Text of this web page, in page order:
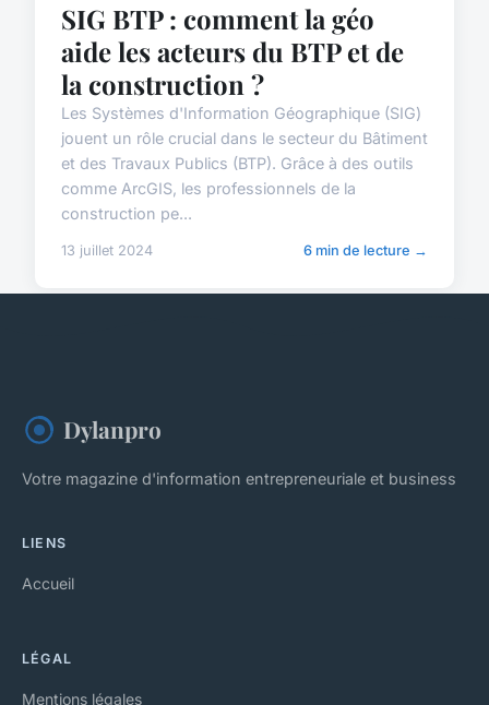
SIG BTP : comment la géo
aide les acteurs du BTP et de
la construction ?
Les Systèmes d'Information Géographique (SIG)
jouent un rôle crucial dans le secteur du Bâtiment
et des Travaux Publics (BTP). Grâce à des outils
comme ArcGIS, les professionnels de la
construction pe...
13 juillet 2024 6 min de lecture →
Dylanpro
Votre magazine d'information entrepreneuriale et business
LIENS
Accueil
LÉGAL
Mentions légales